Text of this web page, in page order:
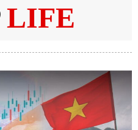
LIFE